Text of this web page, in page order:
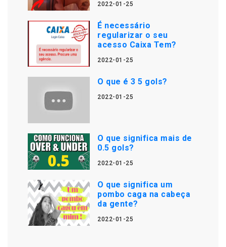
2022-01-25
É necessário
regularizar o seu
acesso Caixa Tem?
2022-01-25
O que é 3 5 gols?
2022-01-25
O que significa mais de
0.5 gols?
2022-01-25
O que significa um
pombo caga na cabeça
da gente?
2022-01-25